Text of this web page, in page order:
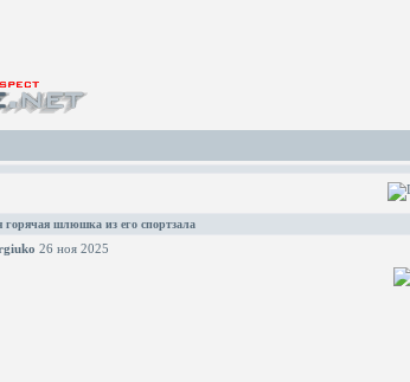
горячая шлюшка из его спортзала
26 ноя 2025